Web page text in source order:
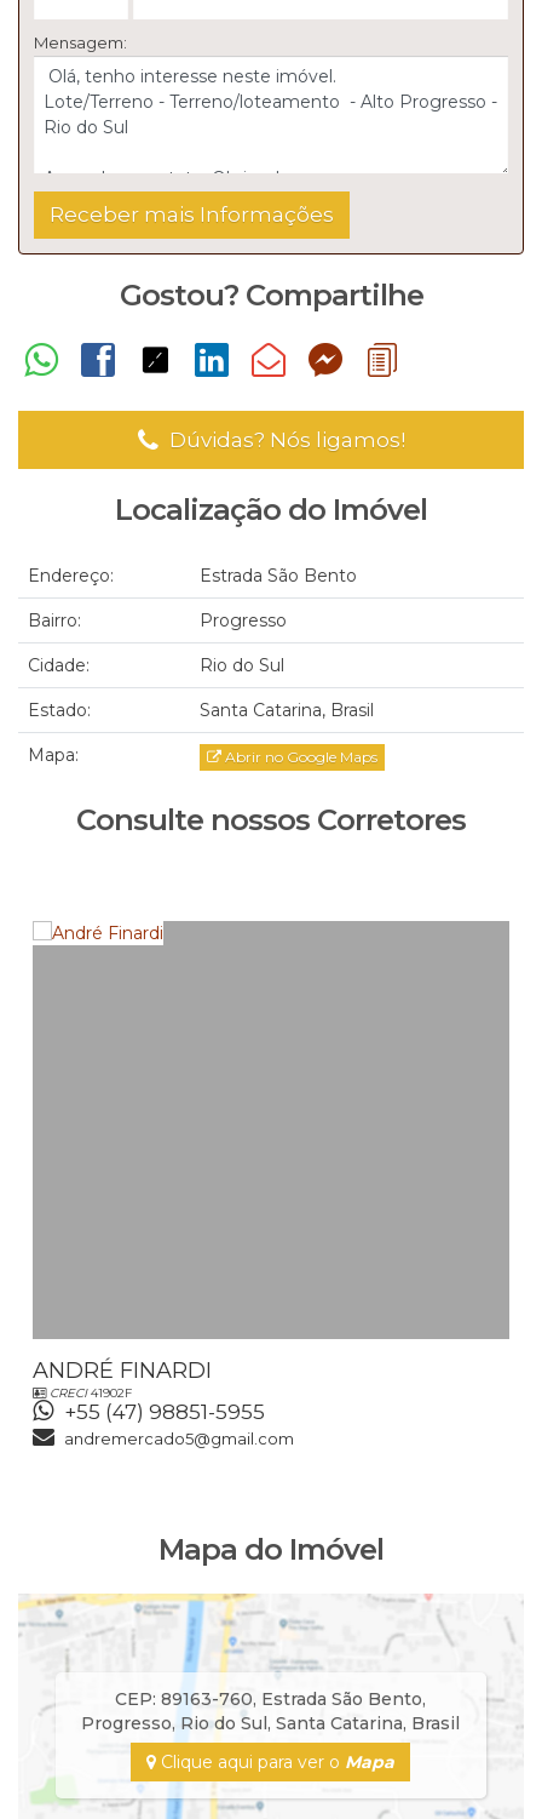
Mensagem:
Gostou? Compartilhe
Dúvidas? Nós ligamos!
Localização do Imóvel
Endereço: Estrada São Bento
Bairro: Progresso
Cidade: Rio do Sul
Estado: Santa Catarina, Brasil
Mapa: Abrir no Google Maps
Consulte nossos Corretores
ANDRÉ FINARDI
CRECI41902F
+55 (47) 98851-5955
andremercado5@gmail.com
Mapa do Imóvel
CEP: 89163-760, Estrada São Bento,
Progresso, Rio do Sul,Santa Catarina, Brasil
Clique aqui para ver o Mapa